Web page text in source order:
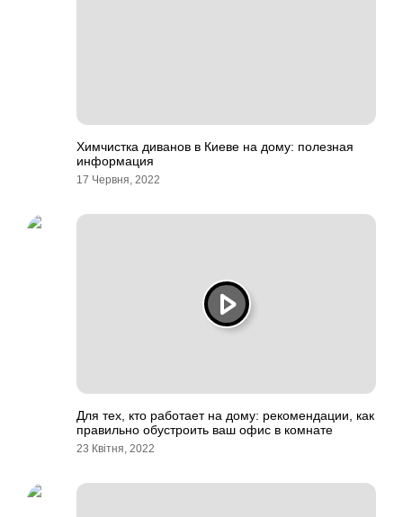
Химчистка диванов в Киеве на дому: полезная
информация
17 Червня, 2022
Для тех, кто работает на дому: рекомендации, как
правильно обустроить ваш офис в комнате
23 Квітня, 2022